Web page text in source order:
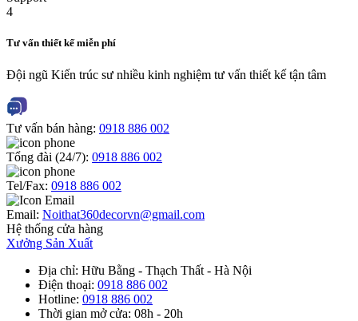
Tư vấn thiết kế miễn phí
Đội ngũ Kiến trúc sư nhiều kinh nghiệm tư vấn thiết kế tận tâm
Tư vấn bán hàng: 0918 886 002
Tổng đài (24/7): 0918 886 002
Tel/Fax: 0918 886 002
Email: Noithat360decorvn@gmail.com
Hệ thống cửa hàng
Xưởng Sản Xuất
Địa chỉ: Hữu Bằng - Thạch Thất - Hà Nội
Điện thoại: 0918 886 002
Hotline: 0918 886 002
Thời gian mở cửa: 08h - 20h